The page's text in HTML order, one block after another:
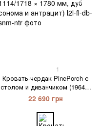
1
Кровать-чердак PinePorch с
столом и диванчиком (1964 ×
1114/1718 × 1780 мм, дуб
сонома и антрацит)
22 690 грн